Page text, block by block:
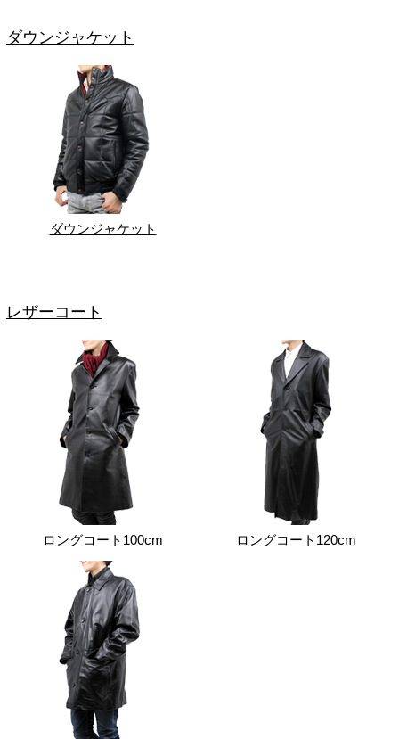
ダウンジャケット
ダウンジャケット
レザーコート
ロングコート100cm ロングコート120cm